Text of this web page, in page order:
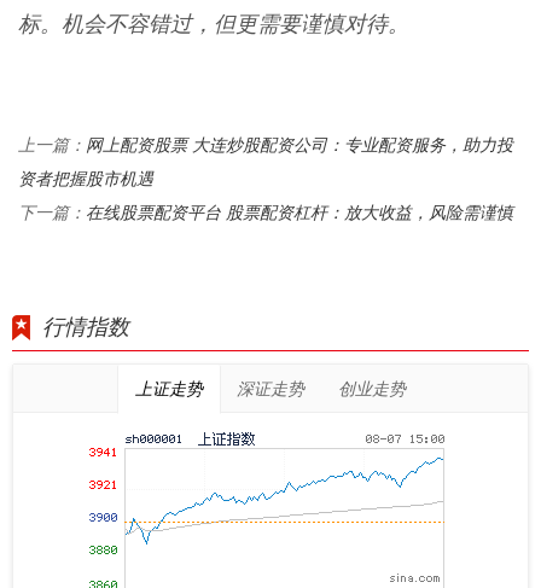
标。机会不容错过，但更需要谨慎对待。
上一篇： 网上配资股票 大连炒股配资公司：专业配资服务，助力投
资者把握股市机遇
下一篇： 在线股票配资平台 股票配资杠杆：放大收益，风险需谨慎
行情指数
上证走势 深证走势 创业走势